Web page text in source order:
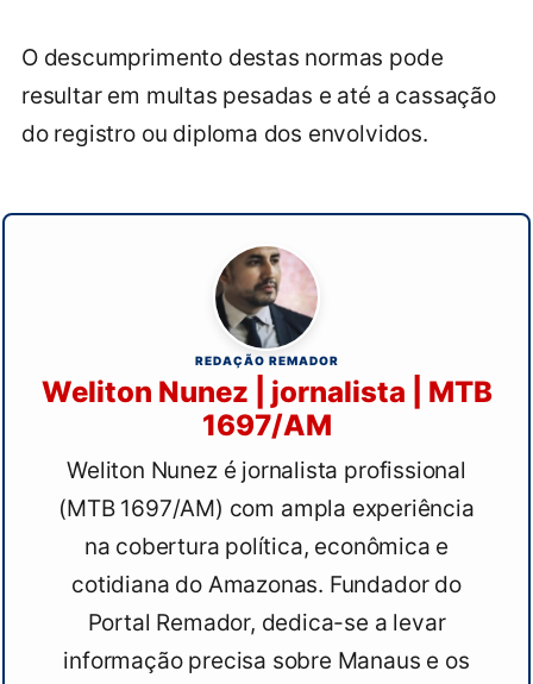
O descumprimento destas normas pode
resultar em multas pesadas e até a cassação
do registro ou diploma dos envolvidos.
REDAÇÃO REMADOR
Weliton Nunez | jornalista | MTB
1697/AM
Weliton Nunez é jornalista profissional
(MTB 1697/AM) com ampla experiência
na cobertura política, econômica e
cotidiana do Amazonas. Fundador do
Portal Remador, dedica-se a levar
informação precisa sobre Manaus e os